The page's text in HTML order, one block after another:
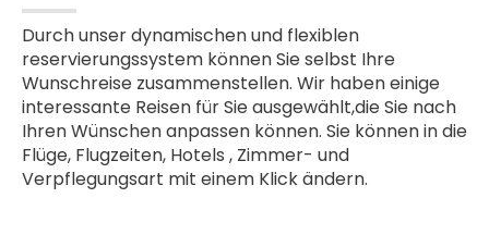
Durch unser dynamischen und flexiblen
reservierungssystem können Sie selbst Ihre
Wunschreise zusammenstellen. Wir haben einige
interessante Reisen für Sie ausgewählt,die Sie nach
Ihren Wünschen anpassen können. Sie können in die
Flüge, Flugzeiten, Hotels , Zimmer- und
Verpflegungsart mit einem Klick ändern.